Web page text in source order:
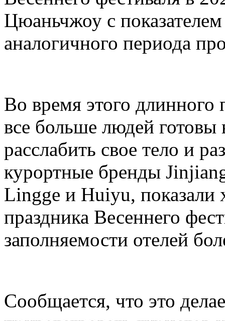
Цюаньчжоу с
аналогичного периода
Во время этого длинного
все больше людей готовы
расслабить свое тело и
курортные бренды
Lingge и Huiyu, показали
праздника Весеннего
заполняемости отелей
Сообщается, что это